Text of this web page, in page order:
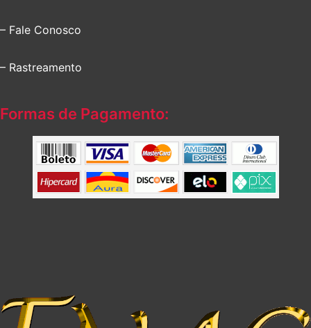
– Fale Conosco
– Rastreamento
Formas de Pagamento: